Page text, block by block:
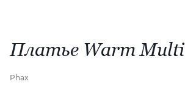
Платье Warm Multi
Phax